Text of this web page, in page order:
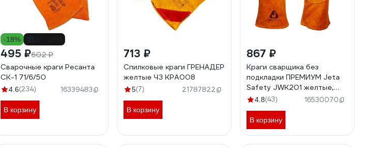
-18%
495 ₽602 ₽
Сварочные краги Ресанта
СК-1 71/6/50
4.6(234) 16339483
В корзину
713 ₽
Спилковые краги ГРЕНАДЕР
желтые ЧЗ КРА008
5(7) 21787822
В корзину
867 ₽
Краги сварщика без
подкладки ПРЕМИУМ Jeta
Safety JWK201 желтые,
р.10/XL JWK201-XL
4.8(43) 16530070
В корзину